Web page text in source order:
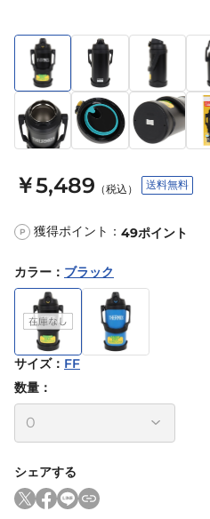
￥5,489 （税込） 送料無料
P 獲得ポイント： 49ポイント
カラー ： ブラック
サイズ： FF
数量：
シェアする